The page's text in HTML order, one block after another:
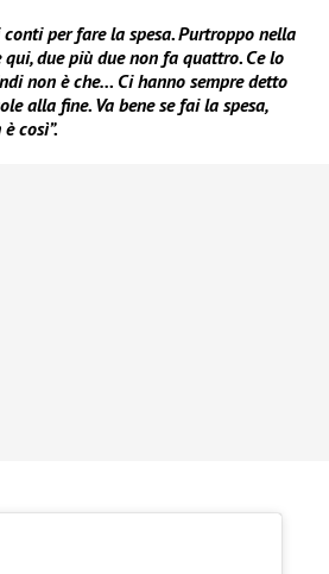
per fare la spesa. Purtroppo nella
due più due non fa quattro. Ce lo
non è che… Ci hanno sempre detto
alla fine. Va bene se fai la spesa,
così”.